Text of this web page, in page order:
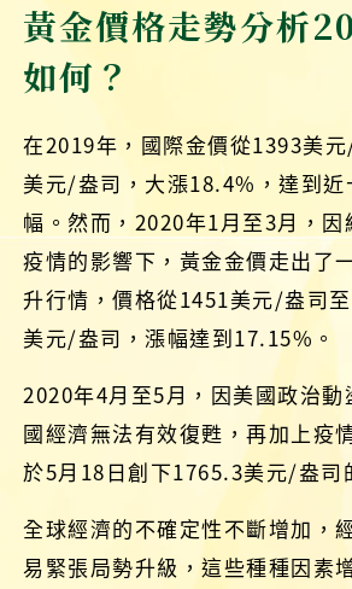
黃金價格走勢分析
如何？
在2019年，國際金價從1393美
美元/盎司，大漲18.4%，達到近
幅。然而，2020年1月至3月，因
疫情的影響下，黃金金價走出了
升行情，價格從1451美元/盎司
美元/盎司，漲幅達到17.15%。
2020年4月至5月，因美國政治動
國經濟無法有效復甦，再加上疫
於5月18日創下1765.3美元/盎司
全球經濟的不確定性不斷增加，
易緊張局勢升級，這些種種因素